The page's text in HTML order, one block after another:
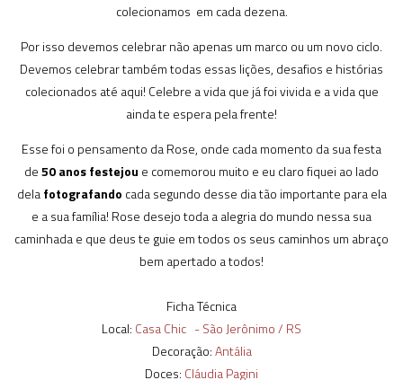
colecionamos em cada dezena.
Por isso devemos celebrar não apenas um marco ou um novo ciclo.
Devemos celebrar também todas essas lições, desafios e histórias
colecionados até aqui! Celebre a vida que já foi vivida e a vida que
ainda te espera pela frente!
Esse foi o pensamento da Rose, onde cada momento da sua festa
de50 anosfestejou e comemorou muito e eu claro fiquei ao lado
delafotografando cada segundo desse dia tão importante para ela
e a sua família! Rose desejo toda a alegria do mundo nessa sua
caminhada e que deus te guie em todos os seus caminhos um abraço
bem apertado a todos!
Ficha Técnica
Local: Casa Chic - São Jerônimo / RS
Decoração:Antália
Doces: Cláudia Pagini